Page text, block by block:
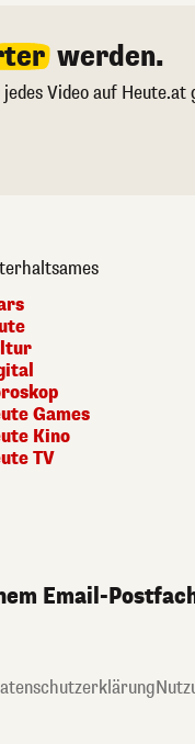
werden.
Video auf Heute.at
Games
Kino
TV
Email-